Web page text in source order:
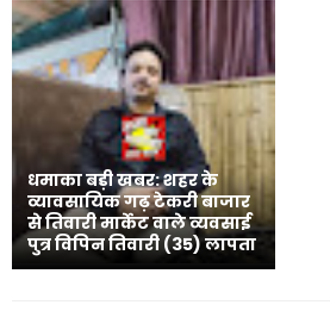
धमाका बड़ी खबर: शहर के
व्यावसायिक गढ़ टेकरी बाजार
से तिवारी मार्केट वाले व्यवसाई
पुत्र विपिन तिवारी (35) लापता